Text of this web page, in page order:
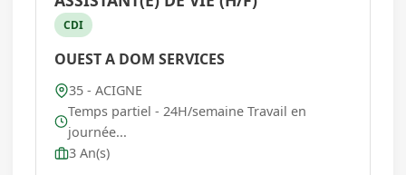
CDI
OUEST A DOM SERVICES
35 - ACIGNE
Temps partiel - 24H/semaine Travail en
journée...
3 An(s)